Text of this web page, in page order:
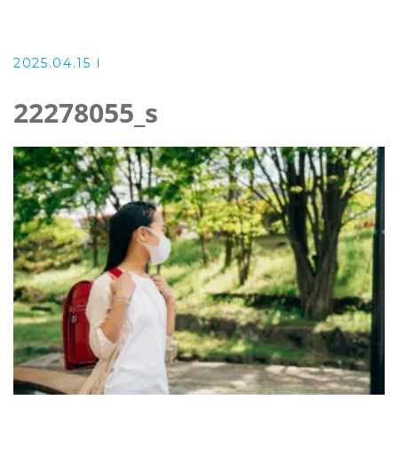
2025.04.15
22278055_s